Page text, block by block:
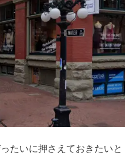
たいに押さえておきたいと